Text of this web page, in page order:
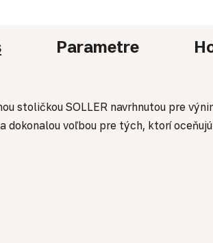
Parametre
stoličkou SOLLER navrhnutou pre
dokonalou voľbou pre tých, ktorí